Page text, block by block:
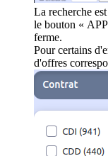
La recherche
le bouton «
ferme.
Pour certains
d'offres